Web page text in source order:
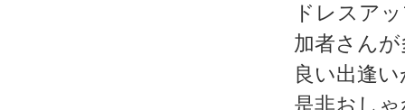
ドレスア
加者さん
良い出逢
是非おし